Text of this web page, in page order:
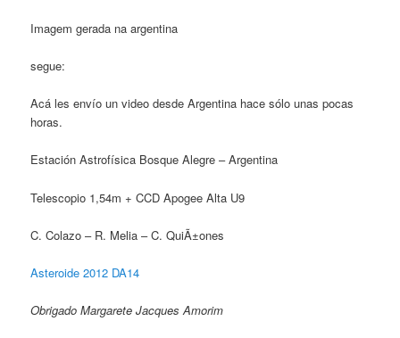
Imagem gerada na argentina
segue:
Acá les envío un video desde Argentina hace sólo unas pocas
horas.
Estación Astrofísica Bosque Alegre – Argentina
Telescopio 1,54m + CCD Apogee Alta U9
C. Colazo – R. Melia – C. QuiÃ±ones
Asteroide 2012 DA14
Obrigado Margarete Jacques Amorim